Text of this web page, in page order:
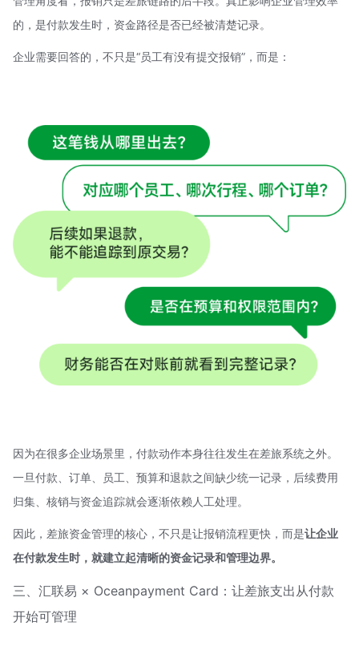
的，是付款发生时，资金路径是否已经被清楚记录。
企业需要回答的，不只是“员工有没有提交报销”，而是：
因为在很多企业场景里，付款动作本身往往发生在差旅系统之外。
一旦付款、订单、员工、预算和退款之间缺少统一记录，后续费用
归集、核销与资金追踪就会逐渐依赖人工处理。
因此，差旅资金管理的核心，不只是让报销流程更快，而是让企业
在付款发生时，就建立起清晰的资金记录和管理边界。
三、汇联易 × Oceanpayment Card：让差旅支出从付款
开始可管理